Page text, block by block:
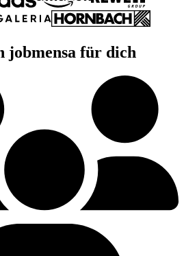
jobmensa für dich